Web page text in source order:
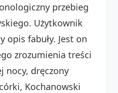
przebieg
Użytkownik
opis fabuły. Jest on
zrozumienia treści
nocy, dręczony
Kochanowski